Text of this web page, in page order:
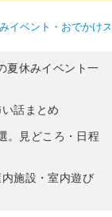
イベント・おでかけ
夏休みイベント一
話まとめ
。見どころ・日程
施設・室内遊び